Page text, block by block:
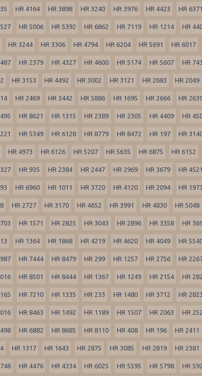
HR 4164 HR 3898 HR 3240 HR 3976 HR 4423 HR 6371
HR 5006 HR 5392 HR 6862 HR 7119 HR 1214 HR
HR 3244 HR 3306 HR 4794 HR 6204 HR 5691 HR 6017
HR 2379 HR 4327 HR 4600 HR 5174 HR 5607 HR 743
HR 3153 HR 4492 HR 3002 HR 3121 HR 2683 HR 2049
HR 2469 HR 3442 HR 5886 HR 1695 HR 2666 HR
HR 8621 HR 1315 HR 2389 HR 2305 HR 4409 HR
HR 5349 HR 6128 HR 8779 HR 8472 HR 197 HR
HR 4973 HR 6126 HR 5207 HR 5635 HR 6875 HR 6152
HR 935 HR 2384 HR 2447 HR 2969 HR 3679 HR 4521
HR 6960 HR 1011 HR 3720 HR 4120 HR 2094 HR 1973
HR 2727 HR 3170 HR 4652 HR 3991 HR 4830 HR 5048
HR 1571 HR 2825 HR 3043 HR 2896 HR 3358 HR
HR 1364 HR 1868 HR 4219 HR 4620 HR 4049 HR
HR 7444 HR 8479 HR 299 HR 1257 HR 2756 HR
HR 8501 HR 8444 HR 1367 HR 1249 HR 2154 HR
HR 7210 HR 1335 HR 233 HR 1480 HR 3712 HR 2823
HR 8463 HR 1492 HR 1189 HR 1507 HR 2063 HR
HR 6882 HR 8685 HR 8110 HR 408 HR 196 HR 2411
HR 1317 HR 1643 HR 2875 HR 3085 HR 2819 HR 2381
HR 4476 HR 4334 HR 6025 HR 5595 HR 5798 HR